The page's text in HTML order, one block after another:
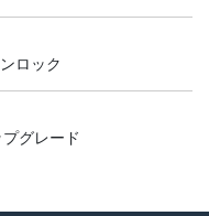
ロック
グレード